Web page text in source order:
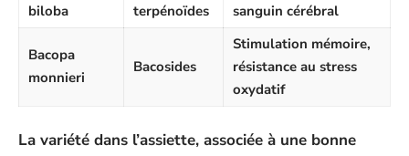
biloba
terpénoïdes
sanguin cérébral
Bacopa
monnieri
Bacosides
Stimulation mémoire,
résistance au stress
oxydatif
La variété dans l’assiette, associée à une bonne